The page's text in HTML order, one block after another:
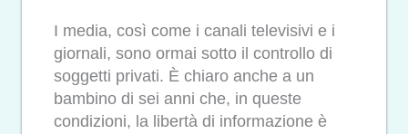
I media, così come i canali televisivi e i
giornali, sono ormai sotto il controllo di
soggetti privati. È chiaro anche a un
bambino di sei anni che, in queste
condizioni, la libertà di informazione è